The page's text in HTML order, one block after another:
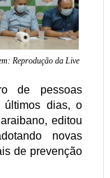
Reprodução da Live
de pessoas
dias, o
editou
novas
de prevenção